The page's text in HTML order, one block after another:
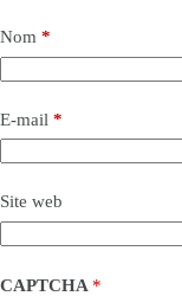
Nom *
E-mail *
Site web
CAPTCHA *